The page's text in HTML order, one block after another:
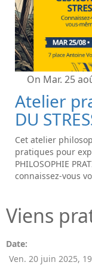
On Mar. 25
Atelier
DU
Cet atelier
pratiques pour
PHILOSOPHIE
connaissez-vous
Viens
Date:
Ven. 20 juin 2025,